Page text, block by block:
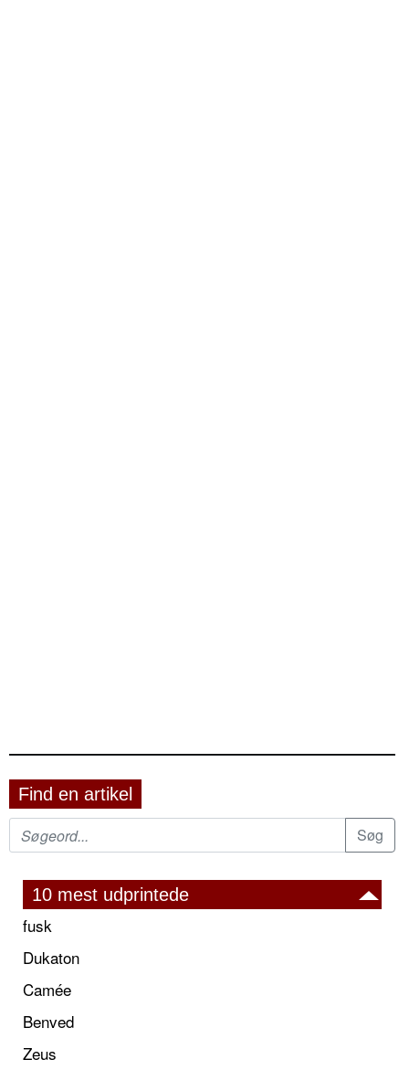
Find en artikel
10 mest udprintede
fusk
Dukaton
Camée
Benved
Zeus